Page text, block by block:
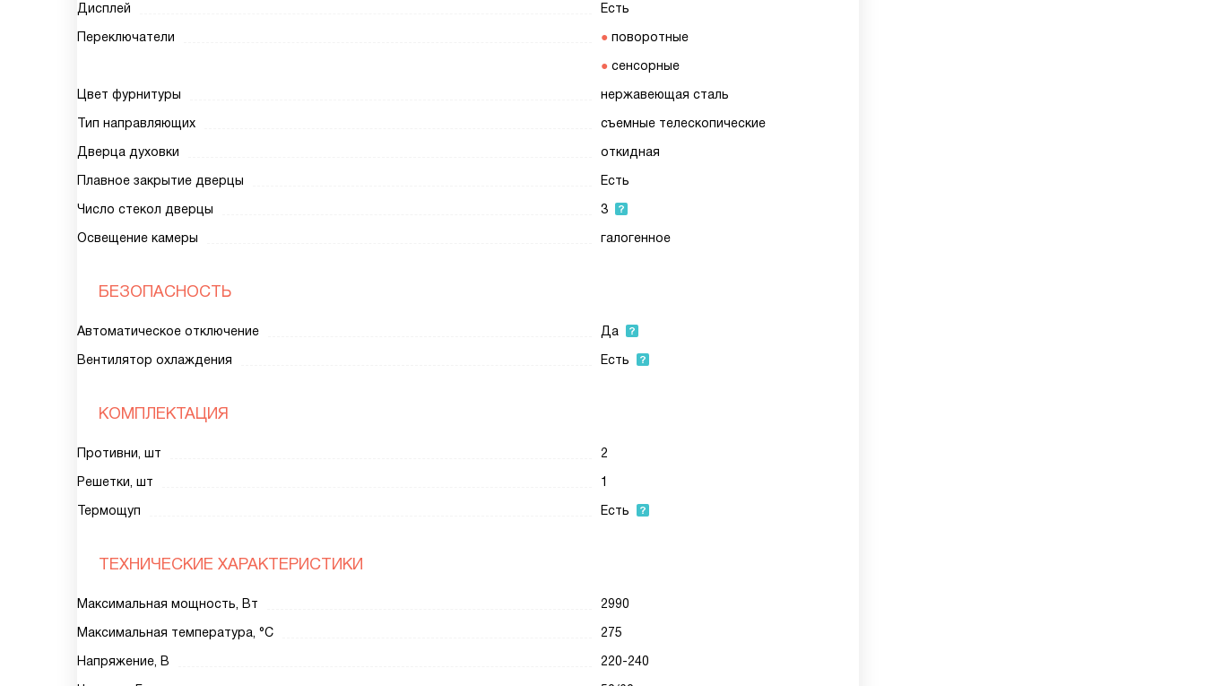
Дисплей
Есть
Переключатели
поворотные
сенсорные
Цвет фурнитуры
нержавеющая сталь
Тип направляющих
съемные телескопические
Дверца духовки
откидная
Плавное закрытие дверцы
Есть
Число стекол дверцы
3
Освещение камеры
галогенное
БЕЗОПАСНОСТЬ
Автоматическое отключение
Да
Вентилятор охлаждения
Есть
КОМПЛЕКТАЦИЯ
Противни, шт
2
Решетки, шт
1
Термощуп
Есть
ТЕХНИЧЕСКИЕ ХАРАКТЕРИСТИКИ
Максимальная мощность, Вт
2990
Максимальная температура, °C
275
Напряжение, В
220-240